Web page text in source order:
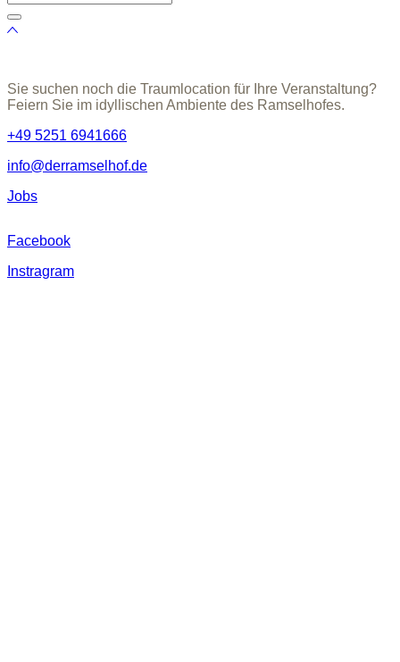
Sie suchen noch die Traumlocation für Ihre Veranstaltung?
Feiern Sie im idyllischen Ambiente des Ramselhofes.
+49 5251 6941666
info@derramselhof.de
Jobs
Facebook
Instragram